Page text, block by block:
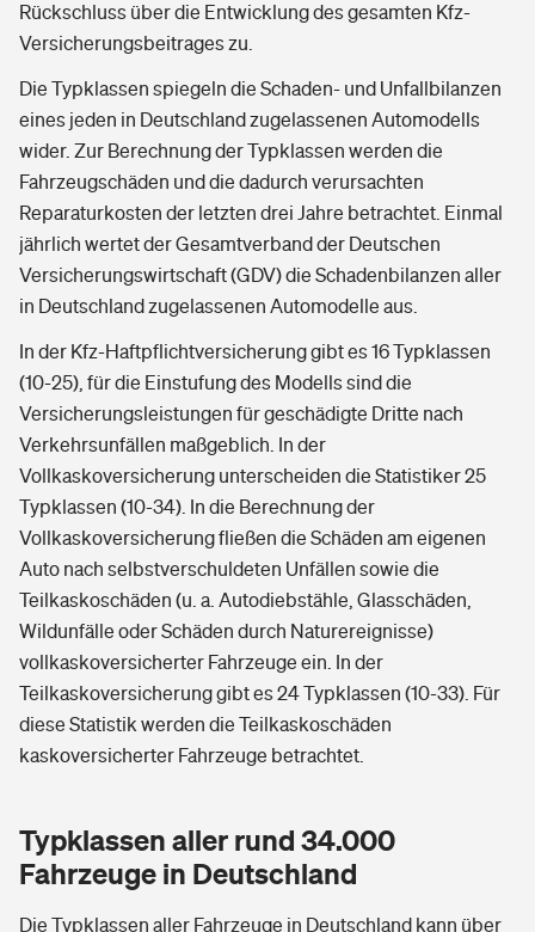
Rückschluss über die Entwicklung des gesamten Kfz-
Versicherungsbeitrages zu.
Die Typklassen spiegeln die Schaden- und Unfallbilanzen
eines jeden in Deutschland zugelassenen Automodells
wider. Zur Berechnung der Typklassen werden die
Fahrzeugschäden und die dadurch verursachten
Reparaturkosten der letzten drei Jahre betrachtet. Einmal
jährlich wertet der Gesamtverband der Deutschen
Versicherungswirtschaft (GDV) die Schadenbilanzen aller
in Deutschland zugelassenen Automodelle aus.
In der Kfz-Haftpflichtversicherung gibt es 16 Typklassen
(10-25), für die Einstufung des Modells sind die
Versicherungsleistungen für geschädigte Dritte nach
Verkehrsunfällen maßgeblich. In der
Vollkaskoversicherung unterscheiden die Statistiker 25
Typklassen (10-34). In die Berechnung der
Vollkaskoversicherung fließen die Schäden am eigenen
Auto nach selbstverschuldeten Unfällen sowie die
Teilkaskoschäden (u. a. Autodiebstähle, Glasschäden,
Wildunfälle oder Schäden durch Naturereignisse)
vollkaskoversicherter Fahrzeuge ein. In der
Teilkaskoversicherung gibt es 24 Typklassen (10-33). Für
diese Statistik werden die Teilkaskoschäden
kaskoversicherter Fahrzeuge betrachtet.
Typklassen aller rund 34.000
Fahrzeuge in Deutschland
Die Typklassen aller Fahrzeuge in Deutschland kann über